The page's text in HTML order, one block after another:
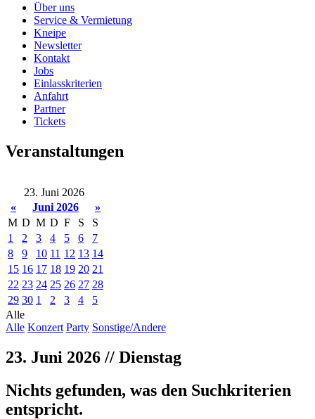
Über uns
Service & Vermietung
Kneipe
Newsletter
Kontakt
Jobs
Einlasskriterien
Anfahrt
Partner
Tickets
Veranstaltungen
23. Juni 2026
«
Juni 2026
»
M D M D F S
S
1
2 3 4 5 6
7
8
9 10 11 12 13 14
15 16 17 18 19 20 21
22 23 24 25 26 27 28
29 30 1 2 3 4
5
Alle
Alle Konzert Party Sonstige/Andere
23. Juni 2026 // Dienstag
Nichts gefunden, was den Suchkriterien
entspricht.